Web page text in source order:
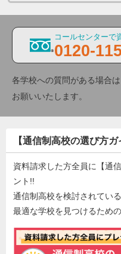
コールセンターで
0120-
各学校への質問がある場合
お願いいたします。
【通信制高校の選び方
資料請求した方全員に【通
ント!!
通信制高校を検討されてい
最適な学校を見つけるため